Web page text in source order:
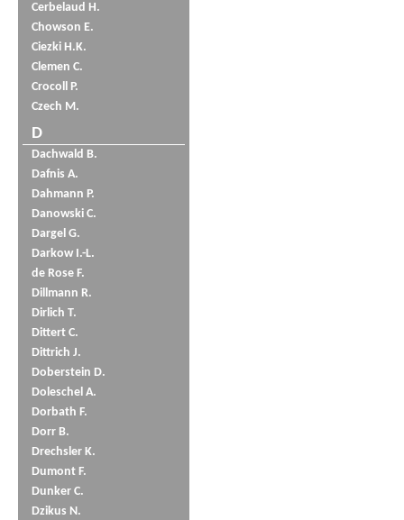
Cerbelaud H.
Chowson E.
Ciezki H.K.
Clemen C.
Crocoll P.
Czech M.
D
Dachwald B.
Dafnis A.
Dahmann P.
Danowski C.
Dargel G.
Darkow I.-L.
de Rose F.
Dillmann R.
Dirlich T.
Dittert C.
Dittrich J.
Doberstein D.
Doleschel A.
Dorbath F.
Dorr B.
Drechsler K.
Dumont F.
Dunker C.
Dzikus N.